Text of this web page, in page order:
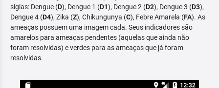
siglas: Dengue (D), Dengue 1 (D1), Dengue 2 (D2), Dengue 3 (D3),
Dengue 4 (D4), Zika (Z), Chikungunya (C), Febre Amarela (FA). As
ameaças possuem uma imagem cada. Seus indicadores são
amarelos para ameaças pendentes (aquelas que ainda não
foram resolvidas) e verdes para as ameaças que já foram
resolvidas.